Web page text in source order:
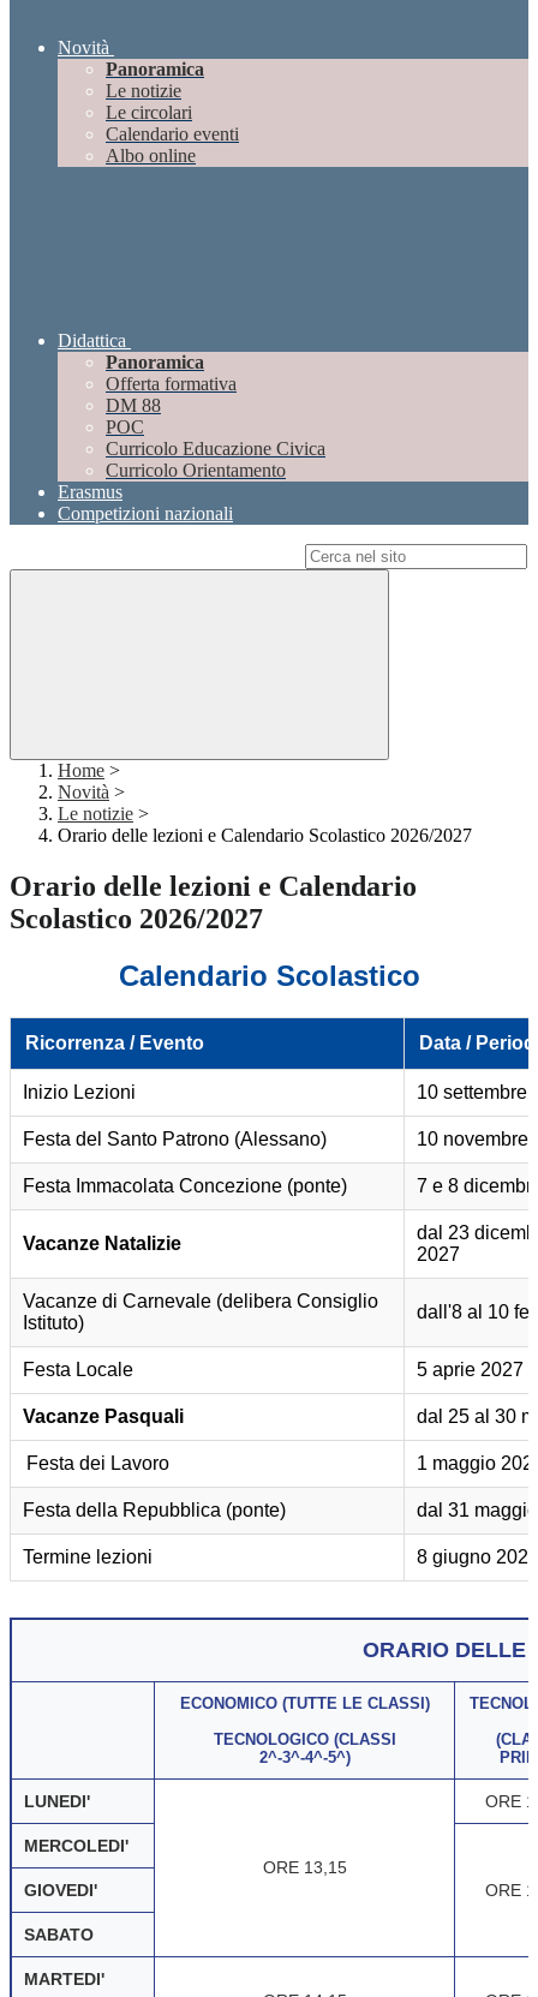
Novità
Panoramica
Le notizie
Le circolari
Calendario eventi
Albo online
Didattica
Panoramica
Offerta formativa
DM 88
POC
Curricolo Educazione Civica
Curricolo Orientamento
Erasmus
Competizioni nazionali
Home >
Novità >
Le notizie >
Orario delle lezioni e Calendario Scolastico 2026/2027
Orario delle lezioni e Calendario
Scolastico 2026/2027
Calendario Scolastico
Ricorrenza / Evento Data /
Inizio Lezioni 10 settembre
Festa del Santo Patrono (Alessano) 10 novembre
Festa Immacolata Concezione (ponte) 7 e 8
Vacanze Natalizie
dal 23
2027
Vacanze di Carnevale (delibera Consiglio
Istituto)
dall'8 al 10
Festa Locale 5 aprie 2027
Vacanze Pasquali dal 25 al 30
Festa dei Lavoro 1 maggio
Festa della Repubblica (ponte) dal 31
Termine lezioni 8 giugno 2027
ORARIO DELLE
ECONOMICO (TUTTE LE CLASSI)
TECNOLOGICO (CLASSI
2^-3^-4^-5^)
LUNEDI'
ORE 13,15
ORE
MERCOLEDI'
ORE
GIOVEDI'
SABATO
MARTEDI'